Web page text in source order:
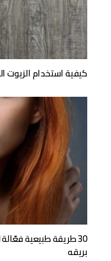
كيفية استخدام الزيوت
30 طريقة طبيعية
بريقه